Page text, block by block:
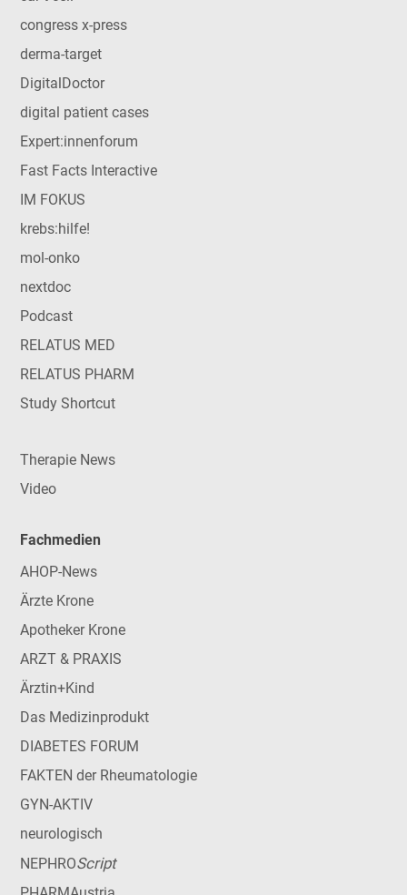
congress x-press
derma-target
DigitalDoctor
digital patient cases
Expert:innenforum
Fast Facts Interactive
IM FOKUS
krebs:hilfe!
mol-onko
nextdoc
Podcast
RELATUS MED
RELATUS PHARM
Study Shortcut
Therapie News
Video
Fachmedien
AHOP-News
Ärzte Krone
Apotheker Krone
ARZT & PRAXIS
Ärztin+Kind
Das Medizinprodukt
DIABETES FORUM
FAKTEN der Rheumatologie
GYN-AKTIV
neurologisch
NEPHROScript